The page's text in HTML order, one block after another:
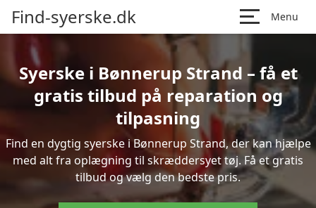
Find-syerske.dk Menu
Syerske i Bønnerup Strand – få et
gratis tilbud på reparation og
tilpasning
Find en dygtig syerske i Bønnerup Strand, der kan hjælpe
med alt fra oplægning til skræddersyet tøj. Få et gratis
tilbud og vælg den bedste pris.